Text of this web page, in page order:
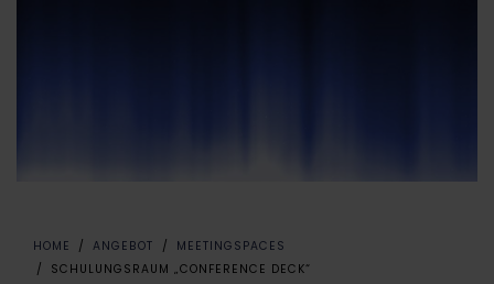
HOME ANGEBOT
MEETINGSPACES
SCHULUNGSRAUM „CONFERENCE DECK“